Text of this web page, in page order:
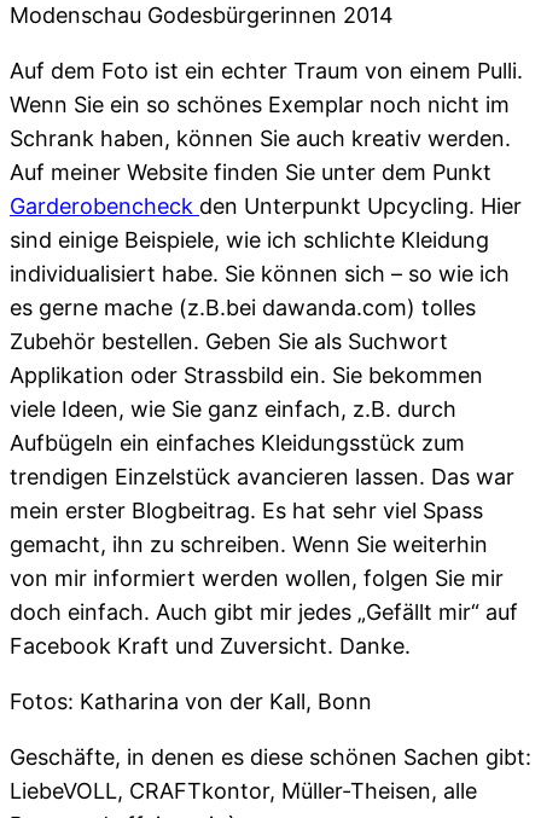
Modenschau Godesbürgerinnen 2014
Auf dem Foto ist ein echter Traum von einem Pulli.
Wenn Sie ein so schönes Exemplar noch nicht im
Schrank haben, können Sie auch kreativ werden.
Auf meiner Website finden Sie unter dem Punkt
Garderobencheck den Unterpunkt Upcycling. Hier
sind einige Beispiele, wie ich schlichte Kleidung
individualisiert habe. Sie können sich – so wie ich
es gerne mache (z.B.bei dawanda.com) tolles
Zubehör bestellen. Geben Sie als Suchwort
Applikation oder Strassbild ein. Sie bekommen
viele Ideen, wie Sie ganz einfach, z.B. durch
Aufbügeln ein einfaches Kleidungsstück zum
trendigen Einzelstück avancieren lassen. Das war
mein erster Blogbeitrag. Es hat sehr viel Spass
gemacht, ihn zu schreiben. Wenn Sie weiterhin
von mir informiert werden wollen, folgen Sie mir
doch einfach. Auch gibt mir jedes „Gefällt mir“ auf
Facebook Kraft und Zuversicht. Danke.
Fotos: Katharina von der Kall, Bonn
Geschäfte, in denen es diese schönen Sachen gibt:
LiebeVOLL, CRAFTkontor, Müller-Theisen, alle